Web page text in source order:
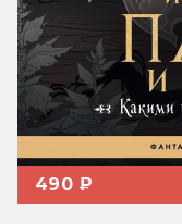
490 ₽